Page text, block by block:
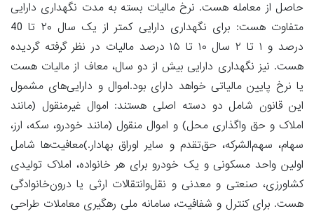
حاصل از معامله هست. نرخ مالیات بسته به مدت نگهداری دارایی
متفاوت هست: برای نگهداری دارایی کمتر از یک سال ۲۰ تا 40
درصد و ۱ تا ۲ سال ۱۰ تا ۱۵ درصد مالیات در نظر گرفته گردیده
هست. نیز نگهداری دارایی بیش از دو سال، معاف از مالیات هست
یا نرخ پایین مالیاتی خواهد دارای بود.اموال و دارایی‌های مشمول
این قانون شامل دو دسته اصلی هستند: اموال غیرمنقول (مانند
املاک و حق واگذاری محل) و اموال منقول (مانند خودرو، سکه، ارز،
سهام، سهم‌الشرکه، حق‌تقدم و سایر اوراق بهادار.)معافیت‌ها شامل
اولین واحد مسکونی و یک خودرو برای هر خانواده، املاک تولیدی
کشاورزی، صنعتی و معدنی و نقل‌وانتقالات ارثی یا درون‌خانوادگی
هست. برای کنترل و شفافیت، سامانه ملی رهگیری معاملات طراحی